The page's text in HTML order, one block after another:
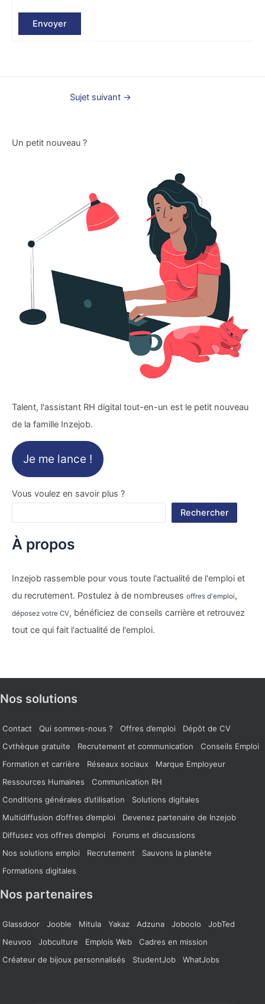
Envoyer
Sujet suivant →
Un petit nouveau ?
Talent, l'assistant RH digital tout-en-un est le petit nouveau
de la famille Inzejob.
Je me lance !
Vous voulez en savoir plus ?
Rechercher
À propos
Inzejob rassemble pour vous toute l'actualité de l'emploi et
du recrutement. Postulez à de nombreuses offres d'emploi,
déposez votre CV, bénéficiez de conseils carrière et retrouvez
tout ce qui fait l'actualité de l'emploi.
Nos solutions
Contact Qui sommes-nous ? Offres d’emploi
Dépôt de CV
Cvthèque gratuite
Recrutement et communication
Conseils Emploi
Formation et carrière
Réseaux sociaux
Marque Employeur
Ressources Humaines
Communication RH
Conditions générales d’utilisation
Solutions digitales
Multidiffusion d’offres d’emploi
Devenez partenaire de Inzejob
Diffusez vos offres d’emploi
Forums et discussions
Nos solutions emploi
Recrutement
Sauvons la planète
Formations digitales
Nos partenaires
Glassdoor Jooble Mitula Yakaz Adzuna Joboolo
JobTed
Neuvoo
Jobculture Emplois Web
Cadres en mission
Créateur de bijoux personnalisés
StudentJob WhatJobs